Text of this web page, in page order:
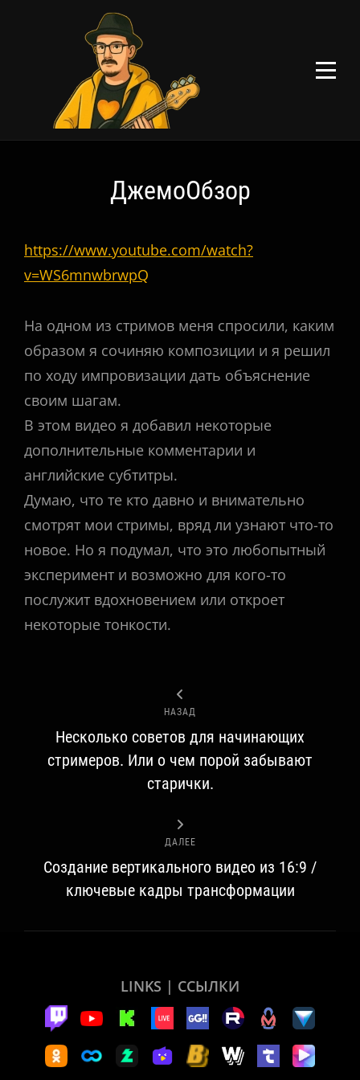
содержимому
ДжемоОбзор
https://www.youtube.com/watch?
v=WS6mnwbrwpQ
На одном из стримов меня спросили, каким
образом я сочиняю композиции и я решил
по ходу импровизации дать объяснение
своим шагам.
В этом видео я добавил некоторые
дополнительные комментарии и
английские субтитры.
Думаю, что те кто давно и внимательно
смотрят мои стримы, вряд ли узнают что-то
новое. Но я подумал, что это любопытный
эксперимент и возможно для кого-то
послужит вдохновением или откроет
некоторые тонкости.
Навигация
записям
НАЗАД
Несколько советов для начинающих
стримеров. Или о чем порой забывают
старички.
ДАЛЕЕ
Создание вертикального видео из 16:9 /
ключевые кадры трансформации
LINKS | ССЫЛКИ